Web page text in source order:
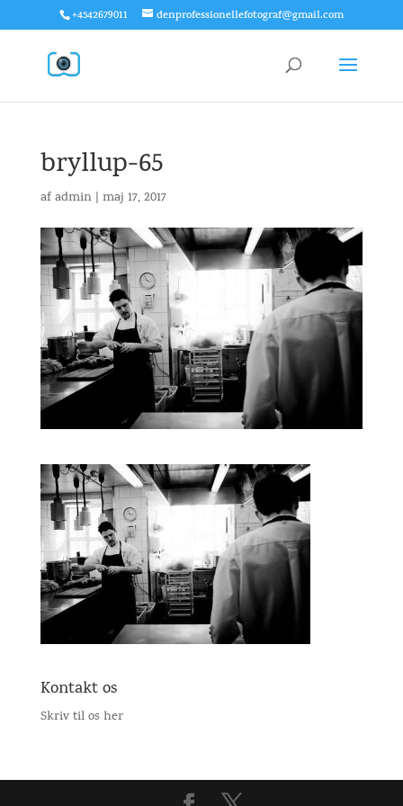
+4542679011 denprofessionellefotograf@gmail.com
bryllup-65
afadmin| maj 17, 2017
Kontakt os
Skriv til os her